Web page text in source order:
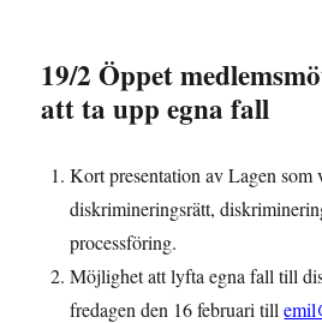
19/2 Öppet
att ta upp egna fall
Kort presentation av Lagen som
diskrimineringsrätt,
processföring.
Möjlighet att lyfta egna fall till
fredagen den 16 februari till